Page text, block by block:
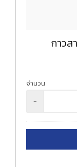
กาวส
จำนวน
-